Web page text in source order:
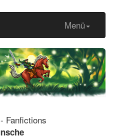
Menü
Fanfictions